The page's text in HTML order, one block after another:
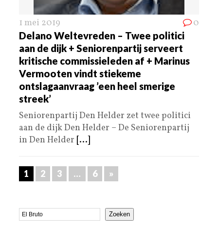
1 mei 2019 0
Delano Weltevreden – Twee politici
aan de dijk + Seniorenpartij serveert
kritische commissieleden af + Marinus
Vermooten vindt stiekeme
ontslagaanvraag ’een heel smerige
streek’
Seniorenpartij Den Helder zet twee politici
aan de dijk Den Helder – De Seniorenpartij
in Den Helder [...]
1 2 3 … 6 »
Zoeken